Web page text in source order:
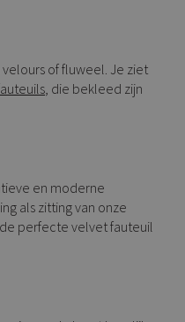
of fluweel. Je ziet
, die bekleed zijn
en moderne
als zitting van onze
perfecte velvet fauteuil